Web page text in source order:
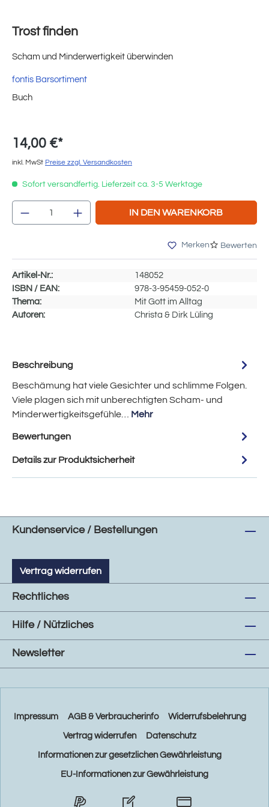
Trost finden
Scham und Minderwertigkeit überwinden
fontis Barsortiment
Buch
14,00 €*
inkl. MwSt Preise zzgl. Versandkosten
Sofort versandfertig. Lieferzeit ca. 3-5 Werktage
Produkt Anzahl: Gib den gewünschten
IN DEN WARENKORB
Merken Bewerten
Artikel-Nr.:
148052
ISBN / EAN:
978-3-95459-052-0
Thema:
Mit Gott im Alltag
Autoren:
Christa & Dirk Lüling
Beschreibung
Beschämung hat viele Gesichter und schlimme Folgen.
Viele plagen sich mit unberechtigten Scham- und
Minderwertigkeitsgefühle… Mehr
Bewertungen
Details zur Produktsicherheit
Kundenservice / Bestellungen
Vertrag widerrufen
Rechtliches
Hilfe / Nützliches
Newsletter
Impressum AGB & Verbraucherinfo Widerrufsbelehrung
Vertrag widerrufen Datenschutz
Informationen zur gesetzlichen Gewährleistung
EU-Informationen zur Gewährleistung